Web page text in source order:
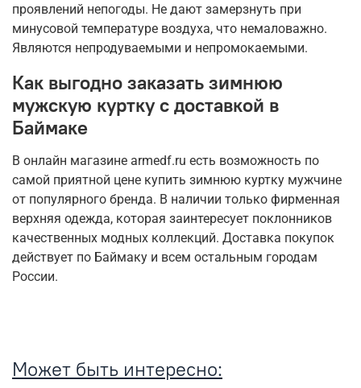
проявлений непогоды. Не дают замерзнуть при
минусовой температуре воздуха, что немаловажно.
Являются непродуваемыми и непромокаемыми.
Как выгодно заказать зимнюю
мужскую куртку с доставкой в
Баймаке
В онлайн магазине armedf.ru есть возможность по
самой приятной цене купить зимнюю куртку мужчине
от популярного бренда. В наличии только фирменная
верхняя одежда, которая заинтересует поклонников
качественных модных коллекций. Доставка покупок
действует по Баймаку и всем остальным городам
России.
Может быть интересно: